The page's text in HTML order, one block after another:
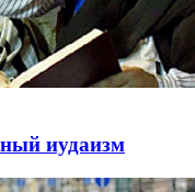
иудаизм